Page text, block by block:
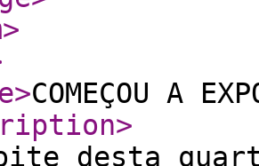
>
>COMEÇOU A
>
desta